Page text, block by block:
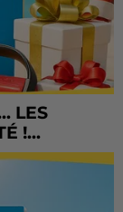
LES
!...